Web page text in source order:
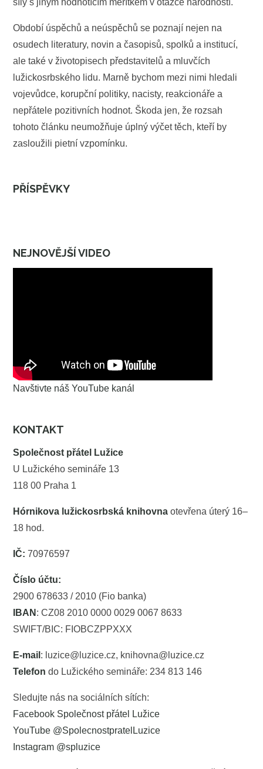
síly s jiným hodnotícím měřítkem v otázce národností.
Období úspěchů a neúspěchů se poznají nejen na
osudech literatury, novin a časopisů, spolků a institucí,
ale také v životopisech představitelů a mluvčích
lužickosrbského lidu. Marně bychom mezi nimi hledali
vojevůdce, korupční politiky, nacisty, reakcionáře a
nepřátele pozitivních hodnot. Škoda jen, že rozsah
tohoto článku neumožňuje úplný výčet těch, kteří by
zasloužili pietní vzpomínku.
PŘÍSPĚVKY
NEJNOVĚJŠÍ VIDEO
Navštivte náš YouTube kanál
KONTAKT
Společnost přátel Lužice
U Lužického semináře 13
118 00 Praha 1
Hórnikova lužickosrbská knihovna otevřena úterý 16–
18 hod.
IČ: 70976597
Číslo účtu:
2900 678633 / 2010 (Fio banka)
IBAN : CZ08 2010 0000 0029 0067 8633
SWIFT/BIC: FIOBCZPPXXX
E-mail : luzice@luzice.cz, knihovna@luzice.cz
Telefon do Lužického semináře: 234 813 146
Sledujte nás na sociálních sítích:
Facebook Společnost přátel Lužice
YouTube @SpolecnostpratelLuzice
Instagram @spluzice